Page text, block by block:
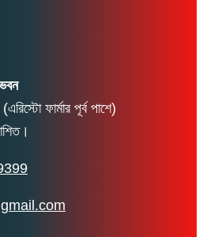
ফার্মার পূর্ব পাশে)